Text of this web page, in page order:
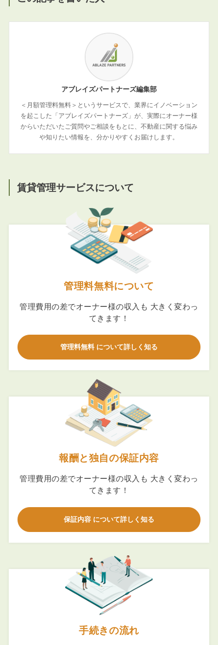
アブレイズパートナーズ編集部
＜月額管理料無料＞というサービスで、業界にイノベーション
を起こした「アブレイズパートナーズ」が、実際にオーナー様
からいただいたご質問やご相談をもとに、不動産に関する悩み
や知りたい情報を、分かりやすくお届けします。
賃貸管理サービスについて
管理料無料について
管理費用の差でオーナー様の収入も 大きく変わっ
てきます！
管理料無料 について詳しく知る
報酬と独自の保証内容
管理費用の差でオーナー様の収入も 大きく変わっ
てきます！
保証内容 について詳しく知る
手続きの流れ